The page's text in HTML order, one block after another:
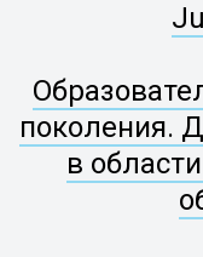
поколения.
в